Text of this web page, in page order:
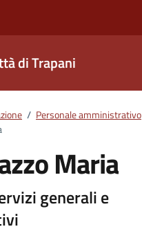
di Trapani
/ Personale amministrativo
Maria
persona
generali e